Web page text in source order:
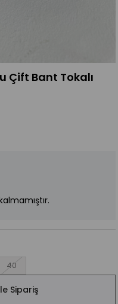
Çift Bant Tokalı
40
Sipariş